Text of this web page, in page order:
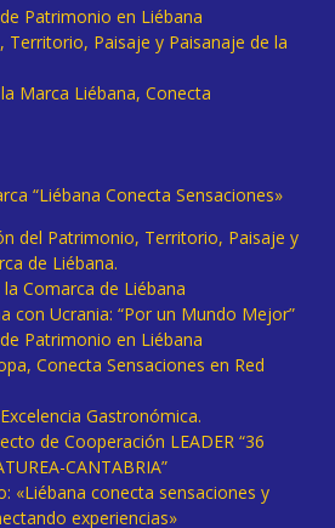
Patrimonio en Liébana
Territorio, Paisaje y Paisanaje de la
Marca Liébana, Conecta
“Liébana Conecta Sensaciones»
del Patrimonio, Territorio, Paisaje y
de Liébana.
Comarca de Liébana
con Ucrania: “Por un Mundo Mejor”
Patrimonio en Liébana
Conecta Sensaciones en Red
Gastronómica.
de Cooperación LEADER “36
CANTABRIA”
«Liébana conecta sensaciones y
experiencias»